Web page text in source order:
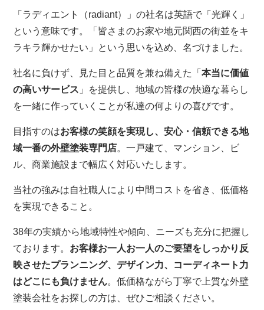
「ラディエント（radiant）」の社名は英語で「光輝く」
という意味です。「皆さまのお家や地元関西の街並をキ
ラキラ輝かせたい」という思いを込め、名づけました。
社名に負けず、見た目と品質を兼ね備えた「本当に価値
の高いサービス 」を提供し、地域の皆様の快適な暮らし
を一緒に作っていくことが私達の何よりの喜びです。
目指すのはお客様の笑顔を実現し、安心・信頼できる地
域一番の外壁塗装専門店。一戸建て、マンション、ビ
ル、商業施設まで幅広く対応いたします。
当社の強みは自社職人により中間コストを省き、低価格
を実現できること。
38年の実績から地域特性や傾向、ニーズも充分に把握し
ております。 お客様お一人お一人のご要望をしっかり反
映させたプランニング、デザイン力、コーディネート力
はどこにも負けません。低価格ながら丁寧で上質な外壁
塗装会社をお探しの方は、ぜひご相談ください。